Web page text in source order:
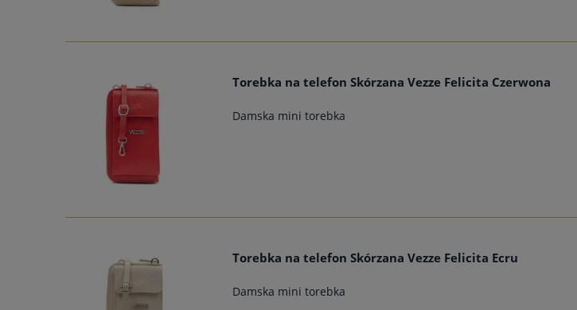
Torebka na telefon Skórzana Vezze Felicita Czerwona
Damska mini torebka
Torebka na telefon Skórzana Vezze Felicita Ecru
Damska mini torebka